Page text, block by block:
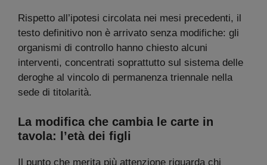
Rispetto all’ipotesi circolata nei mesi precedenti, il
testo definitivo non è arrivato senza modifiche: gli
organismi di controllo hanno chiesto alcuni
interventi, concentrati soprattutto sul sistema delle
deroghe al vincolo di permanenza triennale nella
sede di titolarità.
La modifica che cambia le carte in
tavola: l’età dei figli
Il punto che merita più attenzione riguarda chi